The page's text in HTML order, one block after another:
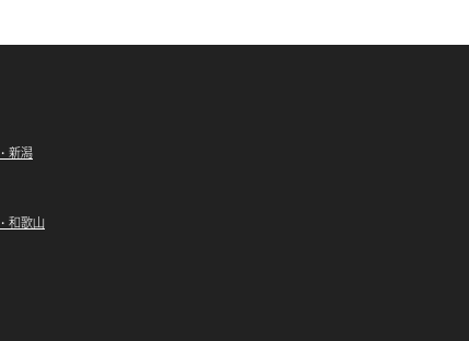
・新潟
・和歌山